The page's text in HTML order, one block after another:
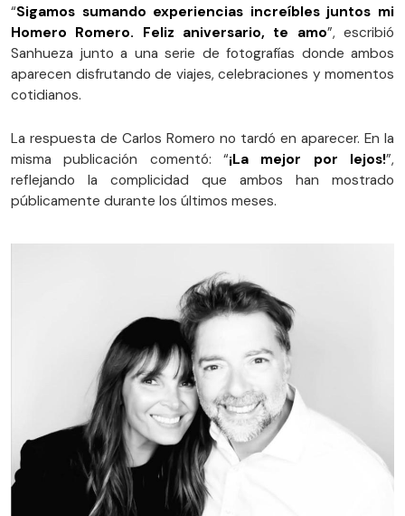
“Sigamos sumando experiencias increíbles juntos mi
Homero Romero. Feliz aniversario, te amo”, escribió
Sanhueza junto a una serie de fotografías donde ambos
aparecen disfrutando de viajes, celebraciones y momentos
cotidianos.
La respuesta de Carlos Romero no tardó en aparecer. En la
misma publicación comentó: “¡La mejor por lejos!”,
reflejando la complicidad que ambos han mostrado
públicamente durante los últimos meses.